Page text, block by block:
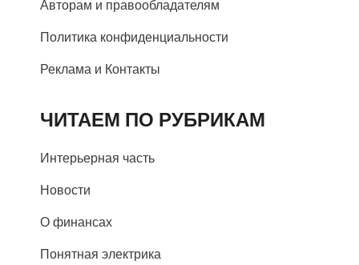
Авторам и правообладателям
Политика конфиденциальности
Реклама и Контакты
ЧИТАЕМ ПО РУБРИКАМ
Интерьерная часть
Новости
О финансах
Понятная электрика